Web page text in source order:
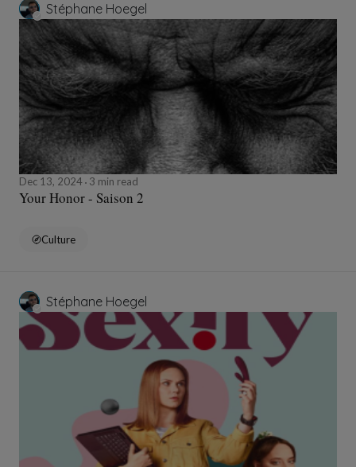
Stéphane Hoegel
Dec 13, 2024 3 min read
Your Honor - Saison 2
Culture
Stéphane Hoegel